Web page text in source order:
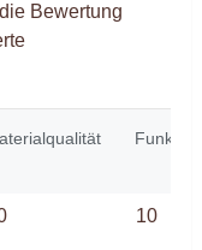
Bewertung
10